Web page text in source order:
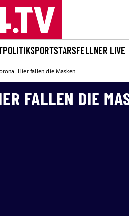
POLITIKSPORTSTARSFELLNER LIVE
Hier fallen die Masken
FALLEN DIE